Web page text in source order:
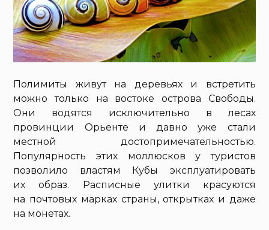
Полимиты живут на деревьях и встретить
можно только на востоке острова Свободы.
Они водятся исключительно в лесах
провинции Орьенте и давно уже стали
местной достопримечательностью.
Популярность этих моллюсков у туристов
позволило властям Кубы эксплуатировать
их образ. Расписные улитки красуются
на почтовых марках страны, открытках и даже
на монетах.